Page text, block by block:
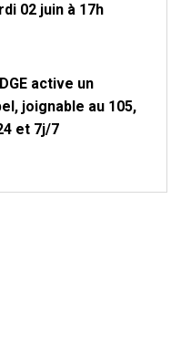
02 juin à 17h
active un
joignable au 105,
et 7j/7